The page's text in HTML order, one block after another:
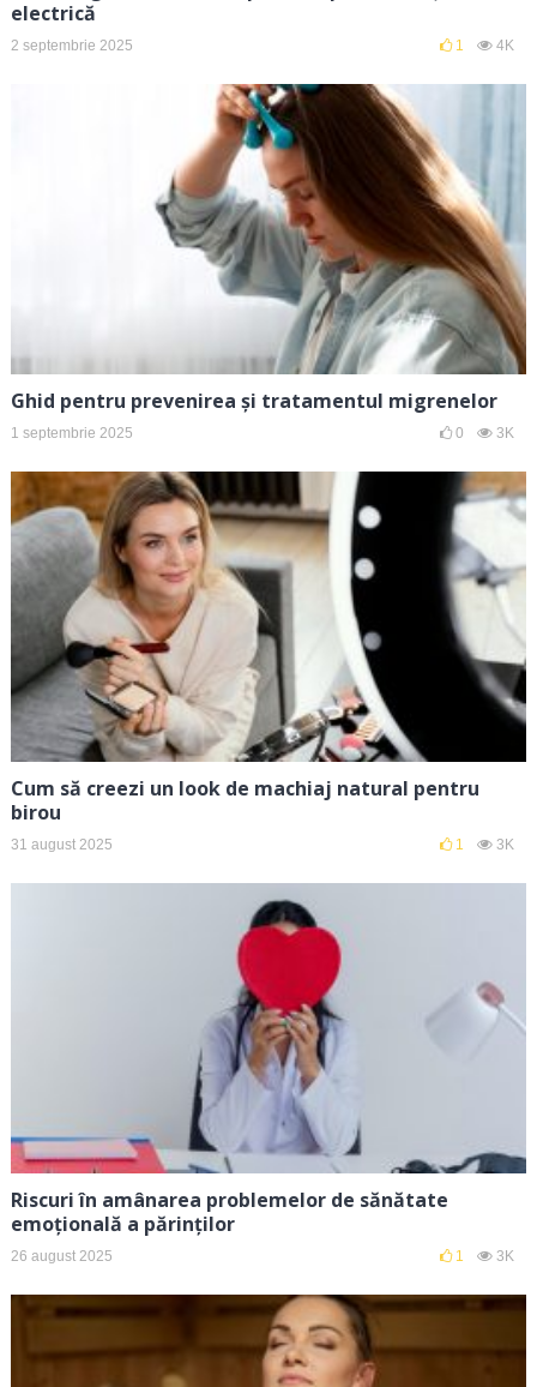
electrică
2 septembrie 2025 1 4K
Ghid pentru prevenirea și tratamentul migrenelor
1 septembrie 2025 0 3K
Cum să creezi un look de machiaj natural pentru
birou
31 august 2025 1 3K
Riscuri în amânarea problemelor de sănătate
emoțională a părinților
26 august 2025 1 3K